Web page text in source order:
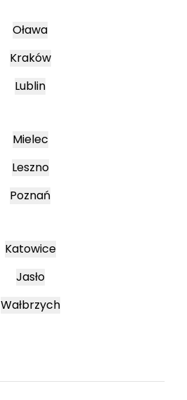
Oława
Kraków
Lublin
Mielec
Leszno
Poznań
Katowice
Jasło
Wałbrzych